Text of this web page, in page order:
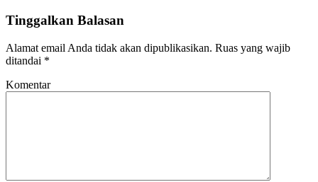
Tinggalkan Balasan
Alamat email Anda tidak akan dipublikasikan. Ruas yang wajib
ditandai *
Komentar